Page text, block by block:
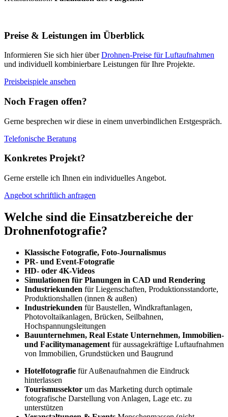
Preise & Leistungen im Überblick
Informieren Sie sich hier überDrohnen-Preise für Luftaufnahmen
und individuell kombinierbare Leistungen für Ihre Projekte.
Preisbeispiele ansehen
Noch Fragen offen?
Gerne besprechen wir diese in einem unverbindlichen Erstgespräch.
Telefonische Beratung
Konkretes Projekt?
Gerne erstelle ich Ihnen ein individuelles Angebot.
Angebot schriftlich anfragen
Welche sind die Einsatzbereiche der
Drohnenfotografie?
Klassische Fotografie, Foto-Journalismus
PR- und Event-Fotografie
HD- oder 4K-Videos
Simulationen für Planungen in CAD und Rendering
Industriekunden für Liegenschaften, Produktionsstandorte,
Produktionshallen (innen & außen)
Industriekunden für Baustellen, Windkraftanlagen,
Photovoltaikanlagen, Brücken, Seilbahnen,
Hochspannungsleitungen
Bauunternehmen, Real Estate Unternehmen, Immobilien-
und Facilitymanagement für aussagekräftige Luftaufnahmen
von Immobilien, Grundstücken und Baugrund
Hotelfotografie für Außenaufnahmen die Eindruck
hinterlassen
Tourismussektor um das Marketing durch optimale
fotografische Darstellung von Anlagen, Lage etc. zu
unterstützen